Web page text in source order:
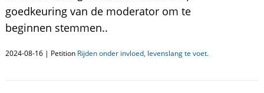
goedkeuring van de moderator om te
beginnen stemmen..
2024-08-16 | Petition Rijden onder invloed, levenslang te voet.